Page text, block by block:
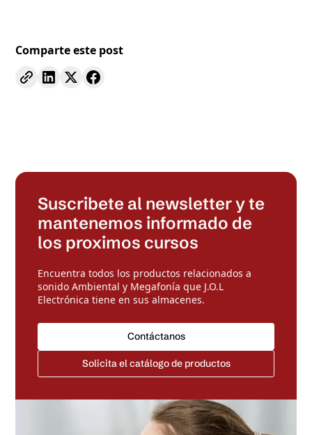
Comparte este post
Suscribete al newsletter y te
mantenemos informado de
los proximos cursos
Encuentra todos los productos relacionados a
sonido Ambiental y Megafonía que J.O.L
Electrónica tiene en sus almacenes.
Contáctanos
Solicita el catálogo de productos